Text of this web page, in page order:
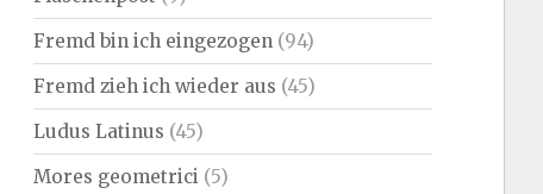
Fremd bin ich eingezogen (94)
Fremd zieh ich wieder aus (45)
Ludus Latinus (45)
Mores geometrici (5)